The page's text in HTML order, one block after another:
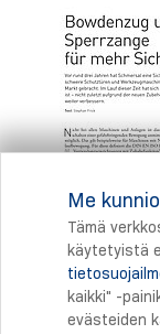
Me
Tämä
käytetyistä
kaikki" -
evästeiden